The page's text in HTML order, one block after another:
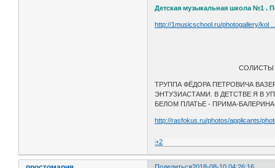
Детская музыкальная школа №1 .
http://1musicschool.ru/photogallery/kol
СОЛИСТЫ
ТРУППА ФЁДОРА ПЕТРОВИЧА
ЭНТУЗИАСТАМИ. В ДЕТСТВЕ Я В
БЕЛОМ ПЛАТЬЕ - ПРИМА-
http://rasfokus.ru/photos/applicants/
+2